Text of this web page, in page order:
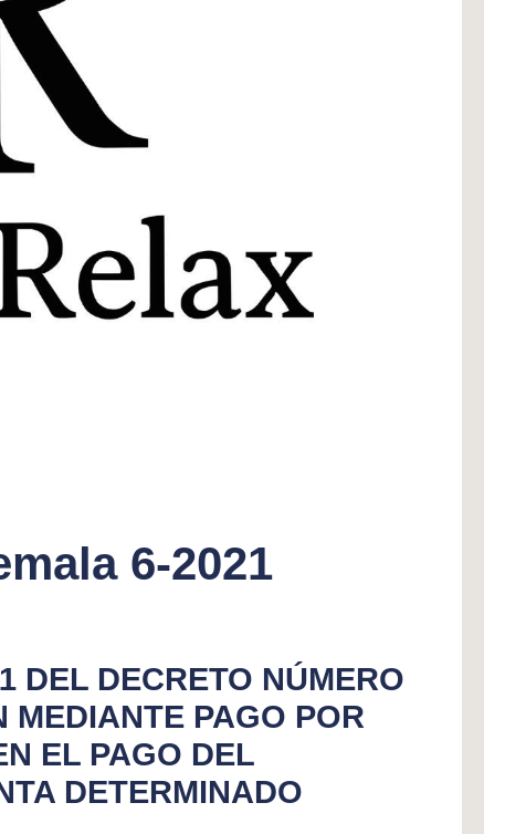
6-2021
DEL DECRETO NÚMERO
MEDIANTE PAGO POR
EL PAGO DEL
DETERMINADO